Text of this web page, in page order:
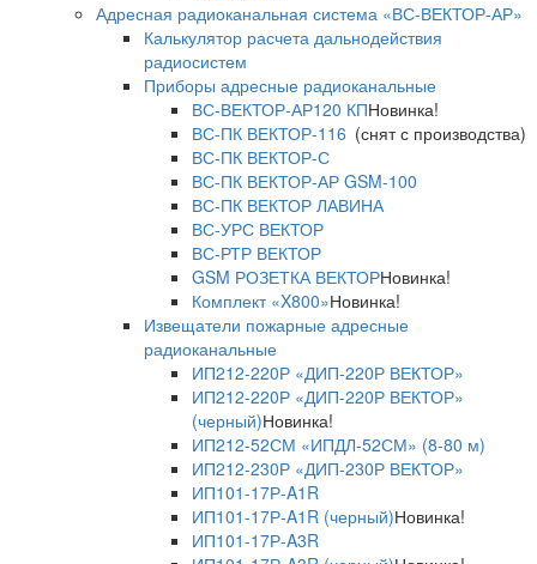
Адресная радиоканальная система «ВС-ВЕКТОР-АР»
Калькулятор расчета дальнодействия
радиосистем
Приборы адресные радиоканальные
ВС-ВЕКТОР-АР120 КПНовинка!
ВС-ПК ВЕКТОР-116 (снят с производства)
ВС-ПК ВЕКТОР-С
ВС-ПК ВЕКТОР-АР GSM-100
ВС-ПК ВЕКТОР ЛАВИНА
ВС-УРС ВЕКТОР
ВС-РТР ВЕКТОР
GSM РОЗЕТКА ВЕКТОРНовинка!
Комплект «X800»Новинка!
Извещатели пожарные адресные
радиоканальные
ИП212-220Р «ДИП-220Р ВЕКТОР»
ИП212-220Р «ДИП-220Р ВЕКТОР»
(черный)Новинка!
ИП212-52СМ «ИПДЛ-52СМ» (8-80 м)
ИП212-230Р «ДИП-230Р ВЕКТОР»
ИП101-17Р-A1R
ИП101-17Р-A1R (черный)Новинка!
ИП101-17Р-A3R